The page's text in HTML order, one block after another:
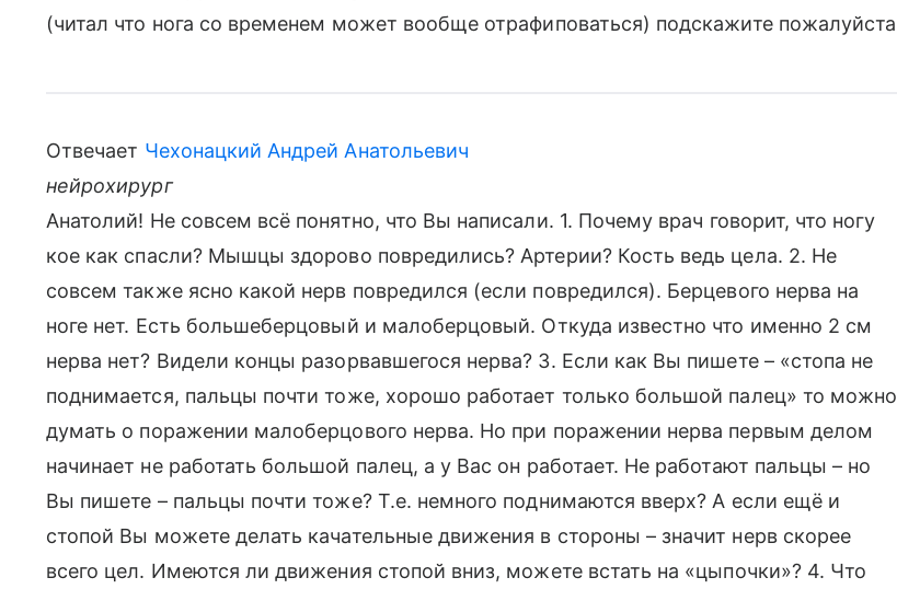
(читал что нога со временем может вообще отрафиповаться) подскажите пожалуйста
Отвечает Чехонацкий Андрей Анатольевич
нейрохирург
Анатолий! Не совсем всё понятно, что Вы написали. 1. Почему врач говорит, что ногу
кое как спасли? Мышцы здорово повредились? Артерии? Кость ведь цела. 2. Не
совсем также ясно какой нерв повредился (если повредился). Берцевого нерва на
ноге нет. Есть большеберцовый и малоберцовый. Откуда известно что именно 2 см
нерва нет? Видели концы разорвавшегося нерва? 3. Если как Вы пишете – «стопа не
поднимается, пальцы почти тоже, хорошо работает только большой палец» то можно
думать о поражении малоберцового нерва. Но при поражении нерва первым делом
начинает не работать большой палец, а у Вас он работает. Не работают пальцы – но
Вы пишете – пальцы почти тоже? Т.е. немного поднимаются вверх? А если ещё и
стопой Вы можете делать качательные движения в стороны – значит нерв скорее
всего цел. Имеются ли движения стопой вниз, можете встать на «цыпочки»? 4. Что